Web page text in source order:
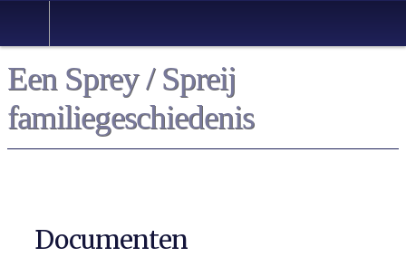
Een Sprey / Spreij
familiegeschiedenis
Documenten